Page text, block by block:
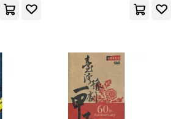
(1)
(2)